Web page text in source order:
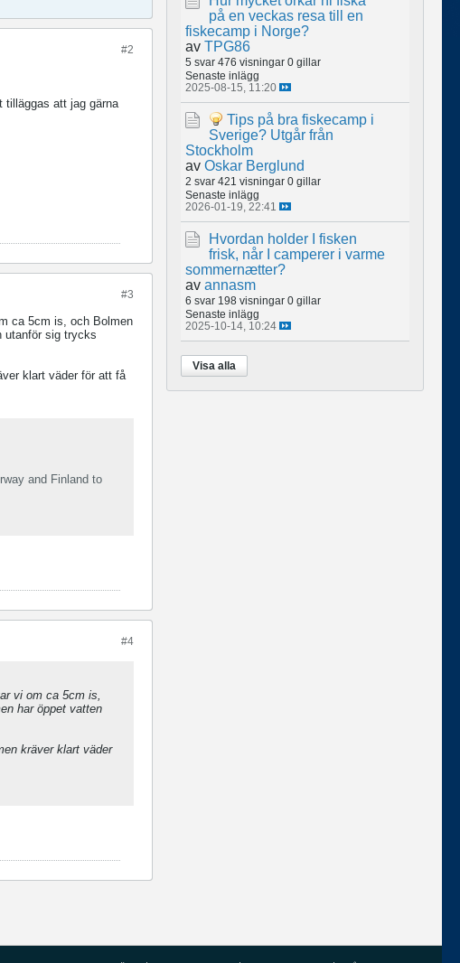
#2
tilläggas att jag gärna
#3
ca 5cm is, och Bolmen
utanför sig trycks
klart väder för att få
and Finland to
#4
vi om ca 5cm is,
har öppet vatten
kräver klart väder
på en veckas resa till en
fiskecamp i Norge?
av TPG86
5 svar 476 visningar 0 gillar
Senaste inlägg
2025-08-15, 11:20
Tips på bra fiskecamp i
Sverige? Utgår från
Stockholm
av Oskar Berglund
2 svar 421 visningar 0 gillar
Senaste inlägg
2026-01-19, 22:41
Hvordan holder I fisken
frisk, når I camperer i varme
sommernætter?
av annasm
6 svar 198 visningar 0 gillar
Senaste inlägg
2025-10-14, 10:24
Visa alla